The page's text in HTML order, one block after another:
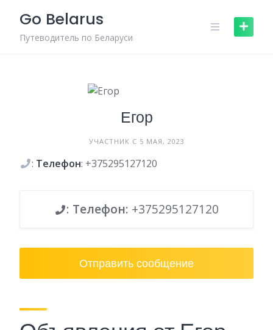
content
Go Belarus
Путеводитель по Беларуси
Егор
УЧАСТНИК С 5 МАЯ, 2023
: Телефон: +375295127120
: Телефон: +375295127120
Отправить сообщение